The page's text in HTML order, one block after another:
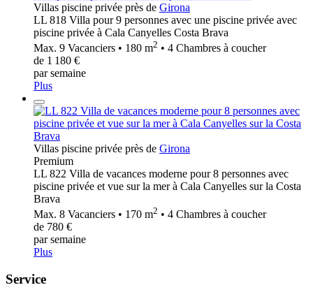
Villas piscine privée près de Girona
LL 818 Villa pour 9 personnes avec une piscine privée avec
piscine privée à Cala Canyelles Costa Brava
Max. 9 Vacanciers • 180 m2 • 4 Chambres à coucher
de 1 180 €
par semaine
Plus
Villas piscine privée près de Girona
Premium
LL 822 Villa de vacances moderne pour 8 personnes avec
piscine privée et vue sur la mer à Cala Canyelles sur la Costa
Brava
Max. 8 Vacanciers • 170 m2 • 4 Chambres à coucher
de 780 €
par semaine
Plus
Service